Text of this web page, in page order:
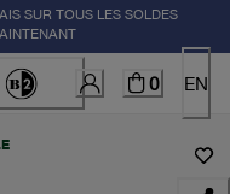
SUR TOUS LES SOLDES
0 EN